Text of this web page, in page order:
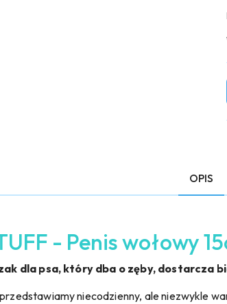
OPIS
- Penis wołowy
dla psa, który dba o zęby, dostarcza
niecodzienny, ale niezwykle